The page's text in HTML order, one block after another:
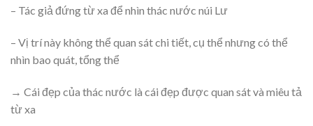
– Tác giả đứng từ xa để nhìn thác nước núi Lư
– Vị trí này không thể quan sát chi tiết, cụ thể nhưng có thể
nhìn bao quát, tổng thể
→ Cái đẹp của thác nước là cái đẹp được quan sát và miêu tả
từ xa